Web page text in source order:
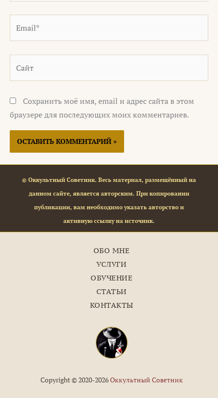
Сохранить моё имя, email и адрес сайта в этом
браузере для последующих моих комментариев.
© Оккультный Советник. Весь материал, размещённый на
данном сайте, является авторским. При копировании
публикации, вам необходимо указать авторство и
активную ссылку на источник.
ОБО МНЕ
УСЛУГИ
ОБУЧЕНИЕ
СТАТЬИ
КОНТАКТЫ
Copyright © 2020-2026Оккультный Советник